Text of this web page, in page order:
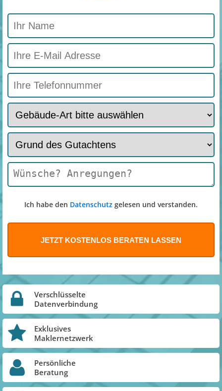
Ich habe den Datenschutz gelesen und verstanden.
Verschlüsselte
Datenverbindung
Exklusives
Maklernetzwerk
Persönliche
Beratung